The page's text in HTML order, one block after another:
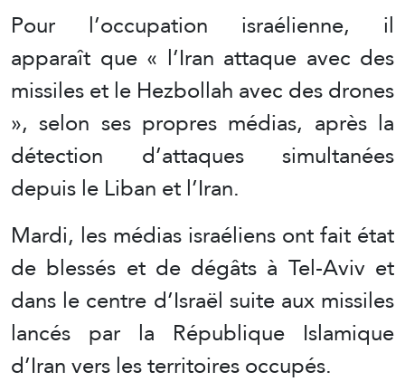
Pour l’occupation israélienne, il
apparaît que « l’Iran attaque avec des
missiles et le Hezbollah avec des drones
», selon ses propres médias, après la
détection d’attaques simultanées
depuis le Liban et l’Iran.
Mardi, les médias israéliens ont fait état
de blessés et de dégâts à Tel-Aviv et
dans le centre d’Israël suite aux missiles
lancés par la République Islamique
d’Iran vers les territoires occupés.